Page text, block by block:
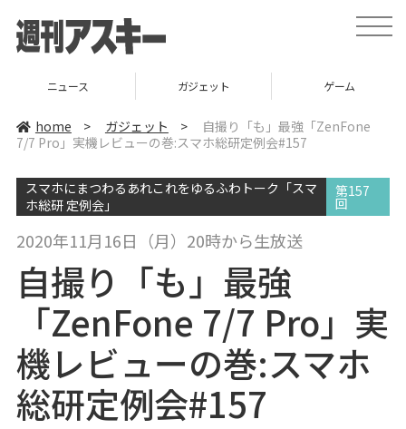
t
o
o
ニュース ガジェット ゲーム
home > ガジェット >
自撮り「も」最強「ZenFone
7/7 Pro」実機レビューの巻:スマホ総研定例会#157
スマホにまつわるあれこれをゆるふわトーク「スマ
ホ総研 定例会」
第157
回
2020年11月16日（月）20時から生放送
自撮り「も」最強
「ZenFone 7/7 Pro」実
機レビューの巻:スマホ
総研定例会#157